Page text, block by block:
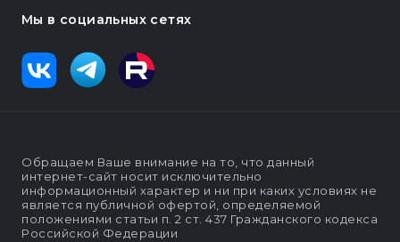
Мы в социальных сетях
Обращаем Ваше внимание на то, что данный
интернет-сайт носит исключительно
информационный характер и ни при каких условиях не
является публичной офертой, определяемой
положениями статьи п. 2 ст. 437 Гражданского кодекса
Российской Федерации